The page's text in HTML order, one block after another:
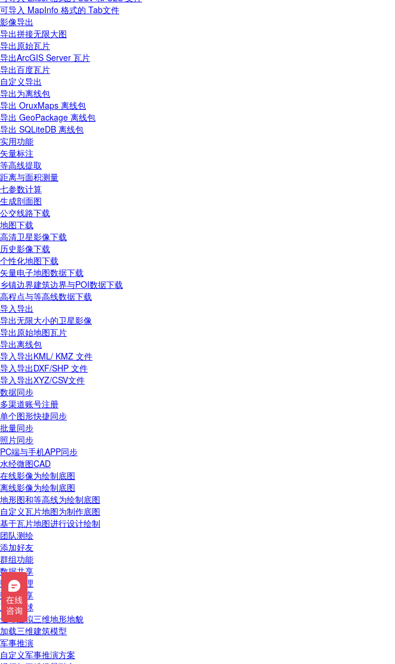
可导入 MapInfo 格式的 Tab文件
影像导出
导出拼接无限大图
导出原始瓦片
导出ArcGIS Server 瓦片
导出百度瓦片
自定义导出
导出为离线包
导出 OruxMaps 离线包
导出 GeoPackage 离线包
导出 SQLiteDB 离线包
实用功能
矢量标注
等高线提取
距离与面积测量
七参数计算
生成剖面图
公交线路下载
地图下载
高清卫星影像下载
历史影像下载
个性化地图下载
矢量电子地图数据下载
乡镇边界建筑边界与POI数据下载
高程点与等高线数据下载
导入导出
导出无限大小的卫星影像
导出原始地图瓦片
导出离线包
导入导出KML/ KMZ 文件
导入导出DXF/SHP 文件
导入导出XYZ/CSV文件
数据同步
多渠道账号注册
单个图形快捷同步
批量同步
照片同步
PC端与手机APP同步
水经微图CAD
在线影像为绘制底图
离线影像为绘制底图
地形图和等高线为绘制底图
自定义瓦片地图为制作底图
基于瓦片地图进行设计绘制
团队测绘
添加好友
群组功能
数据共享
数据管理
数据分享
三维地球
全球虚拟三维地形地貌
加载三维建筑模型
军事推演
自定义军事推演方案